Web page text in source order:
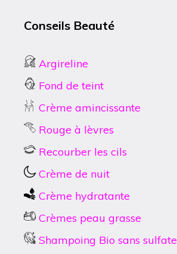
Conseils Beauté
Argireline
Fond de teint
Crème amincissante
Rouge à lèvres
Recourber les cils
Crème de nuit
Crème hydratante
Crèmes peau grasse
Shampoing Bio sans sulfate